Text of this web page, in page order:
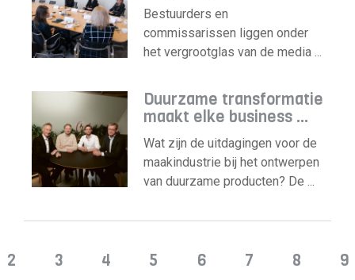
Bestuurders en
commissarissen liggen onder
het vergrootglas van de media ...
Duurzame transformatie
maakt elke business ...
Wat zijn de uitdagingen voor de
maakindustrie bij het ontwerpen
van duurzame producten? De ...
2 3 4 5 6 7 8 9